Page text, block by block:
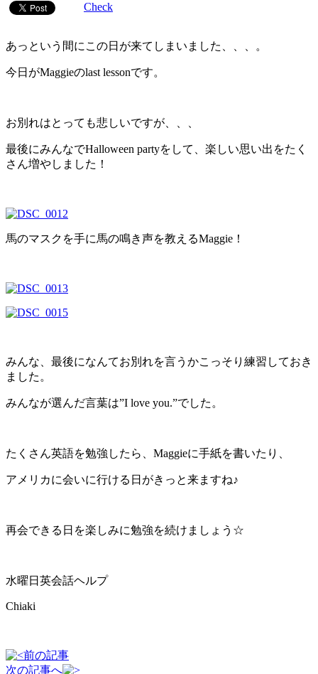
Check
あっという間にこの日が来てしまいました、、、。
今日がMaggieのlast lessonです。
お別れはとっても悲しいですが、、、
最後にみんなでHalloween partyをして、楽しい思い出をたく
さん増やしました！
馬のマスクを手に馬の鳴き声を教えるMaggie！
みんな、最後になんてお別れを言うかこっそり練習しておき
ました。
みんなが選んだ言葉は”I love you.”でした。
たくさん英語を勉強したら、Maggieに手紙を書いたり、
アメリカに会いに行ける日がきっと来ますね♪
再会できる日を楽しみに勉強を続けましょう☆
水曜日英会話ヘルプ
Chiaki
前の記事
次の記事へ